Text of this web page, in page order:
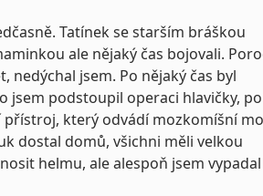
Tatínek se starším bráškou
ale nějaký čas bojovali.
nedýchal jsem. Po nějaký čas byl
jsem podstoupil operaci hlavičky, po
přístroj, který odvádí mozkomíšní
dostal domů, všichni měli velkou
helmu, ale alespoň jsem vypadal